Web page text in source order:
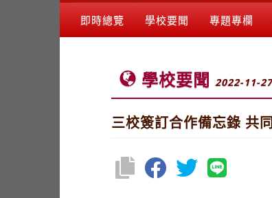
即時總覽 學校要聞 專題專欄
學校要聞 2022-11-27
三校簽訂合作備忘錄 共